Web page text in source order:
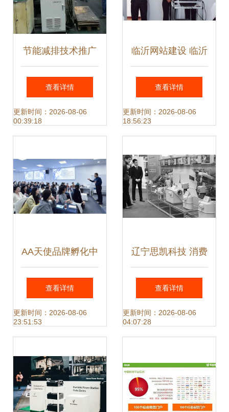
节能减排技术推广
电馈伺服驱动器的
创新应用
查看详情
更新时间：2026-08-06
00:39:18
临沂网站建设 临沂
网络公司 全网优化
推广 产品线上运营
查看详情
更新时间：2026-08-06
18:56:23
AA天使品牌孵化中
心 专注美业品牌的
匠心孵化者与前沿
查看详情
更新时间：2026-08-06
23:51:53
辽宁思凯科技 消费
终端系统产品覆盖
80余城，技术创新
态
查看详情
更新时间：2026-08-06
04:07:28